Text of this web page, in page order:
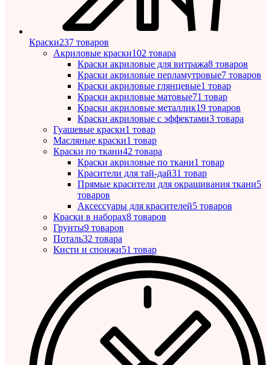
Краски237 товаров
Акриловые краски102 товара
Краски акриловые для витража8 товаров
Краски акриловые перламутровые7 товаров
Краски акриловые глянцевые1 товар
Краски акриловые матовые71 товар
Краски акриловые металлик19 товаров
Краски акриловые с эффектами3 товара
Гуашевые краски1 товар
Масляные краски1 товар
Краски по ткани42 товара
Краски акриловые по ткани1 товар
Красители для тай-дай31 товар
Прямые красители для окрашивания ткани5
товаров
Аксессуары для красителей5 товаров
Краски в наборах8 товаров
Грунты9 товаров
Поталь32 товара
Кисти и спонжи51 товар